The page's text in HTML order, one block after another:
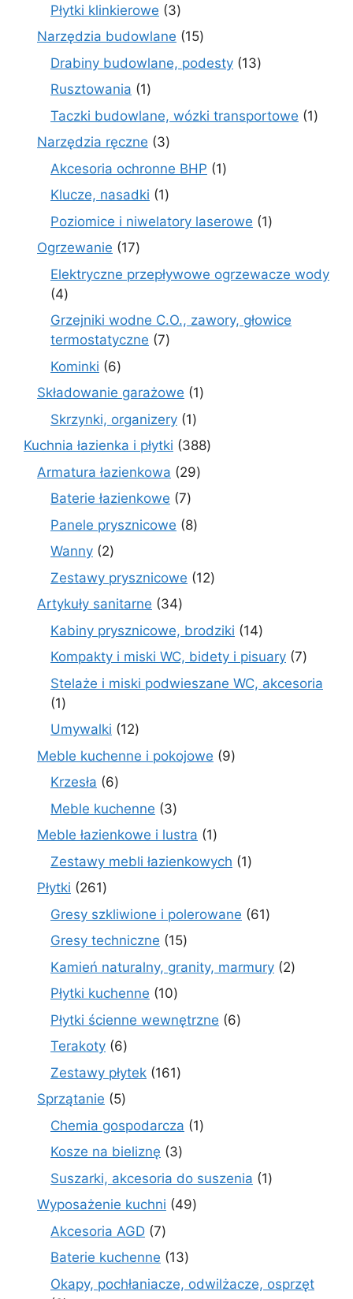
Płytki klinkierowe 33
produkty
Narzędzia budowlane 1515
produktów
Drabiny budowlane, podesty 1313
Rusztowania 11
produkt
Taczki budowlane, wózki transportowe 11
Narzędzia ręczne 33
produkty
Akcesoria ochronne BHP 11
Klucze, nasadki 11
produkt
Poziomice i niwelatory laserowe 11
Ogrzewanie 1717
produktów
Elektryczne przepływowe ogrzewacze wody
44
produkty
Grzejniki wodne C.O., zawory, głowice
termostatyczne 77
Kominki 66
produktów
Składowanie garażowe 11
Skrzynki, organizery 11
produkt
Kuchnia łazienka i płytki 388388
Armatura łazienkowa 2929
Baterie łazienkowe 77
produktów
Panele prysznicowe 88
Wanny 22
produkty
Zestawy prysznicowe 1212
Artykuły sanitarne 3434
produkty
Kabiny prysznicowe, brodziki 1414
produktów
Kompakty i miski WC, bidety i pisuary 77
Stelaże i miski podwieszane WC, akcesoria
11
produkt
Umywalki 1212
produktów
Meble kuchenne i pokojowe 99
Krzesła 66
produktów
Meble kuchenne 33
produkty
Meble łazienkowe i lustra 11
produkt
Zestawy mebli łazienkowych 11
Płytki 261261
produktów
Gresy szkliwione i polerowane 6161
Gresy techniczne 1515
produktów
Kamień naturalny, granity, marmury 22
Płytki kuchenne 1010
produktów
Płytki ścienne wewnętrzne 66
Terakoty 66
produktów
Zestawy płytek 161161
Sprzątanie 55
produktów
Chemia gospodarcza 11
Kosze na bieliznę 33
produkty
Suszarki, akcesoria do suszenia 11
Wyposażenie kuchni 4949
Akcesoria AGD 77
produktów
Baterie kuchenne 1313
produktów
Okapy, pochłaniacze, odwilżacze, osprzęt